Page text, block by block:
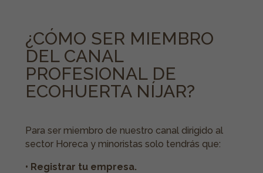
¿CÓMO SER MIEMBRO
DEL CANAL
PROFESIONAL DE
ECOHUERTA NÍJAR?
Para ser miembro de nuestro canal dirigido al
sector Horeca y minoristas solo tendrás que:
• Registrar tu empresa.